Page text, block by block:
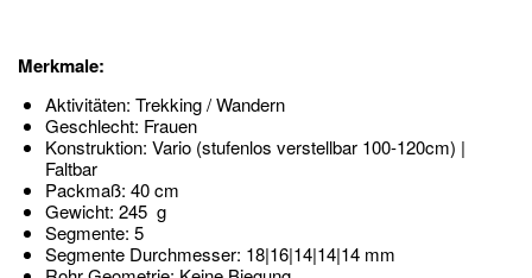
Merkmale:
Aktivitäten: Trekking / Wandern
Geschlecht: Frauen
Konstruktion: Vario (stufenlos verstellbar 100-120cm) |
Faltbar
Packmaß: 40 cm
Gewicht: 245 g
Segmente: 5
Segmente Durchmesser: 18|16|14|14|14 mm